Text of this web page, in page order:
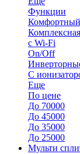
Функции
с Wi-Fi
On/Off
С
Еще
По цене
До 70000
До 45000
До 35000
До 25000
Мульти